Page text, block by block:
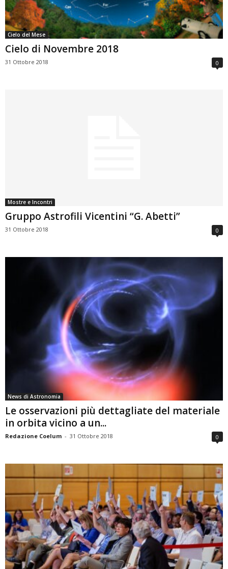
Cielo del Mese
Cielo di Novembre 2018
31 Ottobre 2018 0
Mostre e Incontri
Gruppo Astrofili Vicentini “G. Abetti”
31 Ottobre 2018 0
News di Astronomia
Le osservazioni più dettagliate del materiale
in orbita vicino a un...
Redazione Coelum - 31 Ottobre 2018 0